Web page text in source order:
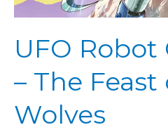
UFO
– The
Wolves